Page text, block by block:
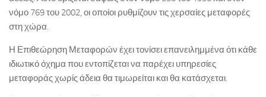
νόμο 769 του 2002, οι οποίοι ρυθμίζουν τις χερσαίες μεταφορές
στη χώρα.
Η Επιθεώρηση Μεταφορών έχει τονίσει επανειλημμένα ότι κάθε
ιδιωτικό όχημα που εντοπίζεται να παρέχει υπηρεσίες
μεταφοράς χωρίς άδεια θα τιμωρείται και θα κατάσχεται.